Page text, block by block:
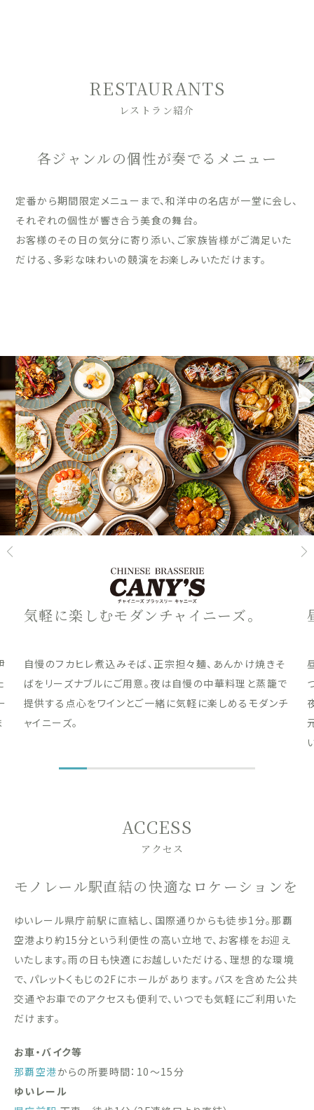
RESTAURANTS
レストラン紹介
各ジャンルの個性が奏でるメニュー
定番から期間限定メニューまで、和洋中の名店が一堂に会し、
それぞれの個性が響き合う美食の舞台。
お客様のその日の気分に寄り添い、ご家族皆様がご満足いた
だける、多彩な味わいの競演をお楽しみいただけます。
気軽に楽しむモダンチャイニーズ。
自慢のフカヒレ煮込みそば、正宗担々麺、あんかけ焼きそ
ばをリーズナブルにご用意。夜は自慢の中華料理と蒸籠で
提供する点心をワインとご一緒に気軽に楽しめるモダンチ
ャイニーズ。
ACCESS
アクセス
モノレール駅直結の快適なロケーションを
ゆいレール県庁前駅に直結し、国際通りからも徒歩1分。那覇
空港より約15分という利便性の高い立地で、お客様をお迎え
いたします。雨の日も快適にお越しいただける、理想的な環境
で、パレットくもじの2Fにホールがあります。バスを含めた公共
交通やお車でのアクセスも便利で、いつでも気軽にご利用いた
だけます。
お車・バイク等
那覇空港からの所要時間：10〜15分
ゆいレール